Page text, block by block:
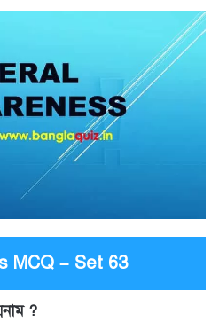
MCQ – Set 63
?